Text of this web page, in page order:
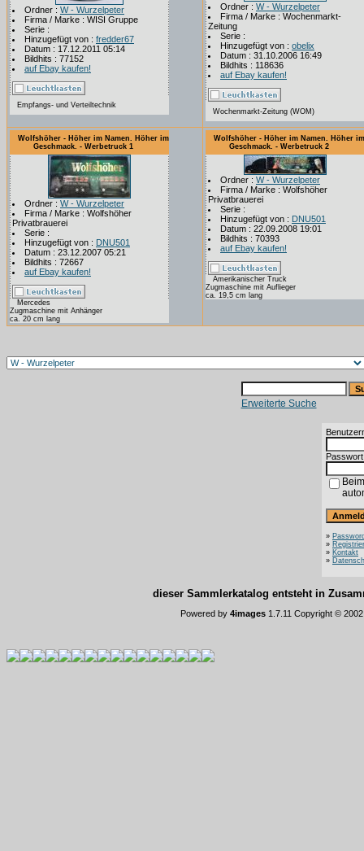
Ordner : W - Wurzelpeter
Firma / Marke : WISI Gruppe
Serie :
Hinzugefügt von : fredder67
Datum : 17.12.2011 05:14
Bildhits : 77152
auf Ebay kaufen!
Empfangs- und Verteiltechnik
Ordner : W - Wurzelpeter
Firma / Marke : Wochenmarkt-
Zeitung
Serie :
Hinzugefügt von : obelix
Datum : 31.10.2006 16:49
Bildhits : 118636
auf Ebay kaufen!
Wochenmarkt-Zeitung (WOM)
Wolfshöher - Höher im Namen. Höher im
Geschmack. - Werbetruck 1
Ordner : W - Wurzelpeter
Firma / Marke : Wolfshöher
Privatbrauerei
Serie :
Hinzugefügt von : DNU501
Datum : 23.12.2007 05:21
Bildhits : 72667
auf Ebay kaufen!
Mercedes
Zugmaschine mit Anhänger
ca. 20 cm lang
Wolfshöher - Höher im Namen. Höher im
Geschmack. - Werbetruck 2
Ordner : W - Wurzelpeter
Firma / Marke : Wolfshöher
Privatbrauerei
Serie :
Hinzugefügt von : DNU501
Datum : 22.09.2008 19:01
Bildhits : 70393
auf Ebay kaufen!
Amerikanischer Truck
Zugmaschine mit Auflieger
ca. 19,5 cm lang
Erweiterte Suche
»
»
» Kontakt
»
dieser Sammlerkatalog entsteht in
Powered by 4images 1.7.11 Copyright ©